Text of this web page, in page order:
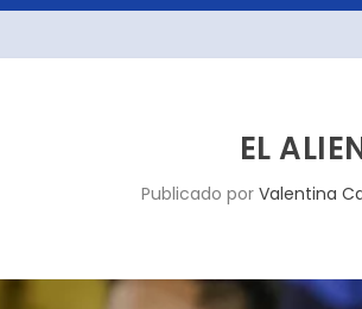
EL
Publicado por Valentina